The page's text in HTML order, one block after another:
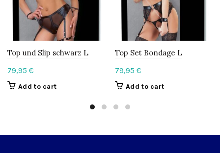
Top und Slip schwarz L
79,95 €
Add to cart
Top Set Bondage L
79,95 €
Add to cart